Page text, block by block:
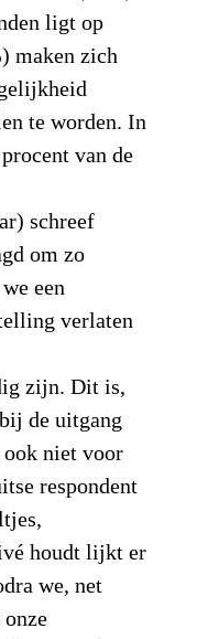
ligt op
maken zich
te worden. In
van de
schreef
om zo
een
verlaten
zijn. Dit is,
de uitgang
niet voor
respondent
houdt lijkt er
we, net